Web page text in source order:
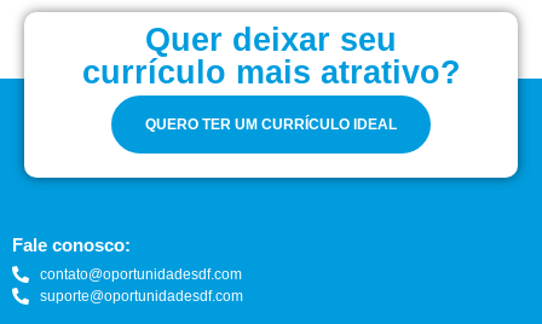
Quer deixar seu
currículo mais atrativo?
QUERO TER UM CURRÍCULO IDEAL
Fale conosco:
contato@oportunidadesdf.com
suporte@oportunidadesdf.com